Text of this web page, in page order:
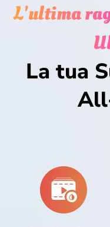
L'ultima
La tua